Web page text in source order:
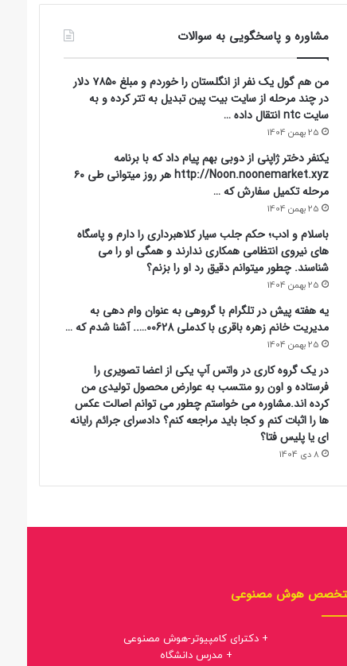
مشاوره و پاسخگویی به سوالات
من هم گول یک نفر از انگلستان را خوردم و مبلغ ۷۸۵۰ دلار
در چند مرحله از سایت بیت پین تبدیل به تتر کرده و به
سایت ntc انتقال داده …
25 بهمن 1404
یکنفر دختر ژاپنی از دوبی بهم پیام داد که با برنامه
http://Noon.noonemarket.xyz هر روز میتوانی طی ۶۰
مرحله تکمیل سفارش که …
25 بهمن 1404
باسلام و ادب؛ حکم جلب سیار کلاهبرداری را دارم و پاسگاه
های نیروی انتظامی همکاری ندارند و همگی او را می
شناسند. چطور میتوانم دقیق رد او را بزنم؟
25 بهمن 1404
یه هفته پیش در تلگرام با گروهی به عنوان وام دهی به
مدیریت خانم زهره باقری با کدملی 00628….. آشنا شدم که …
25 بهمن 1404
در یک گروه کاری در واتس آپ یکی از اعضا تصویری را
فرستاده و اون رو منتسب به عوارض محصول تولیدی من
کرده اند.مشاوره می خواستم چطور می توانم اصالت عکس
ها را اثبات کنم و کجا باید مراجعه کنم؟ دادسرای جرائم رایانه
ای یا پلیس فتا؟
8 دی 1404
هوش مصنوعی
+ دکترای کامپیوتر-هوش مصنوعی
+ مدرس دانشگاه